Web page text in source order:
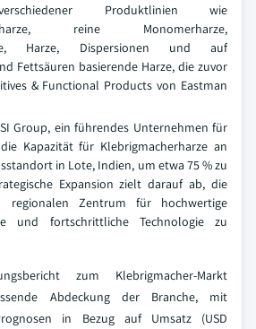
Produktlinien wie
reine Monomerharze,
Harze, Dispersionen und auf
Fettsäuren basierende Harze, die zuvor
& Functional Products von Eastman
Group, ein führendes Unternehmen für
Kapazität für Klebrigmacherharze an
in Lote, Indien, um etwa 75 % zu
Expansion zielt darauf ab, die
regionalen Zentrum für hochwertige
und fortschrittliche Technologie zu
zum Klebrigmacher-Markt
Abdeckung der Branche, mit
in Bezug auf Umsatz (USD